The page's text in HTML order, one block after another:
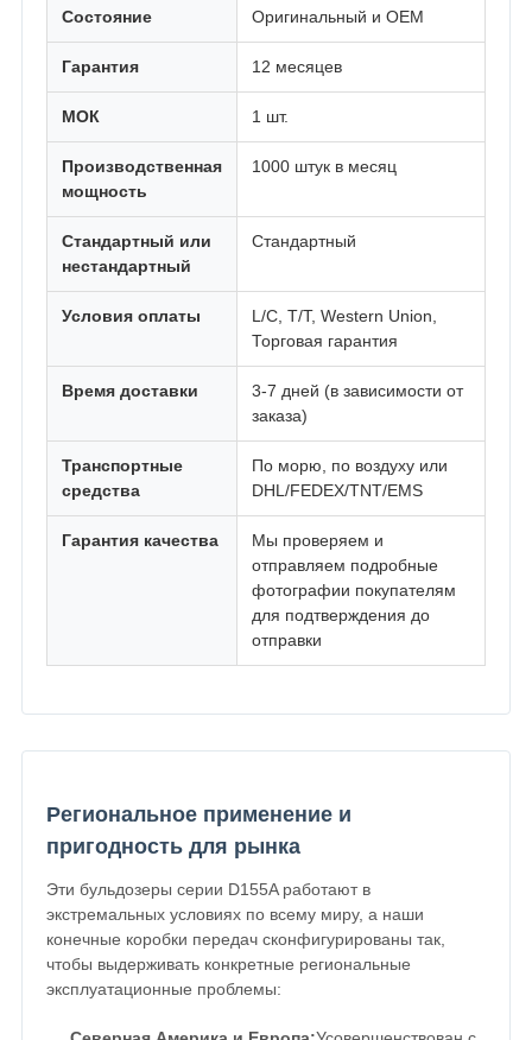
Состояние Оригинальный и OEM
Гарантия 12 месяцев
МОК 1 шт.
Производственная
мощность
1000 штук в месяц
Стандартный или
нестандартный
Стандартный
Условия оплаты
L/C, T/T, Western Union,
Торговая гарантия
Время доставки
3-7 дней (в зависимости от
заказа)
Транспортные
средства
По морю, по воздуху или
DHL/FEDEX/TNT/EMS
Гарантия качества
Мы проверяем и
отправляем подробные
фотографии покупателям
для подтверждения до
отправки
Региональное применение и
пригодность для рынка
Эти бульдозеры серии D155A работают в
экстремальных условиях по всему миру, а наши
конечные коробки передач сконфигурированы так,
чтобы выдерживать конкретные региональные
эксплуатационные проблемы: